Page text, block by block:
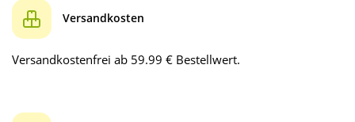
Versandkosten
Versandkostenfrei ab 59.99 € Bestellwert.